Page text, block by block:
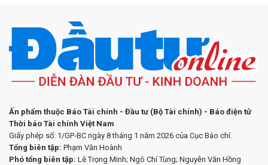
Ấn phẩm thuộc Báo Tài chính - Đầu tư (Bộ Tài chính) - Báo điện tử
Thời báo Tài chính Việt Nam
Giấy phép số: 1/GP-BC ngày 8 tháng 1 năm 2026 của Cục Báo chí.
Tổng biên tập: Phạm Văn Hoành
Phó tổng biên tập: Lê Trọng Minh; Ngô Chí Tùng; Nguyễn Văn Hồng